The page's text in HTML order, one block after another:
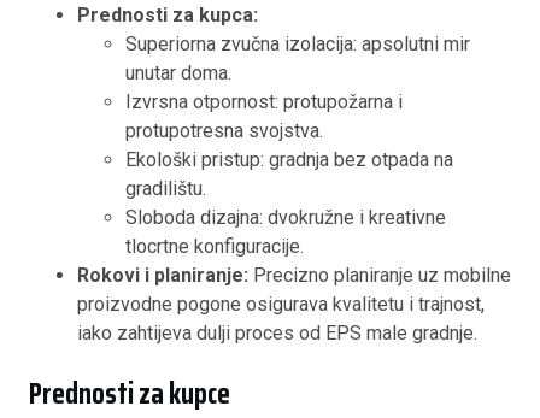
Prednosti za kupca:
Superiorna zvučna izolacija: apsolutni mir
unutar doma.
Izvrsna otpornost: protupožarna i
protupotresna svojstva.
Ekološki pristup: gradnja bez otpada na
gradilištu.
Sloboda dizajna: dvokružne i kreativne
tlocrtne konfiguracije.
Rokovi i planiranje: Precizno planiranje uz mobilne
proizvodne pogone osigurava kvalitetu i trajnost,
iako zahtijeva dulji proces od EPS male gradnje.
Prednosti za kupce